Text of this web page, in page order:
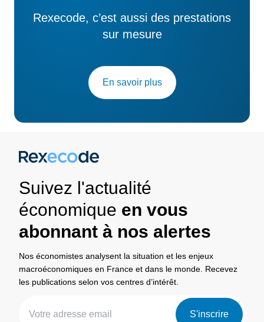
Rexecode, c’est aussi des prestations
sur mesure
En savoir plus
Suivez l'actualité
économique en vous
abonnant à nos alertes
Nos économistes analysent la situation et les enjeux
macroéconomiques en France et dans le monde. Recevez
les publications selon vos centres d’intérêt.
S'inscrire